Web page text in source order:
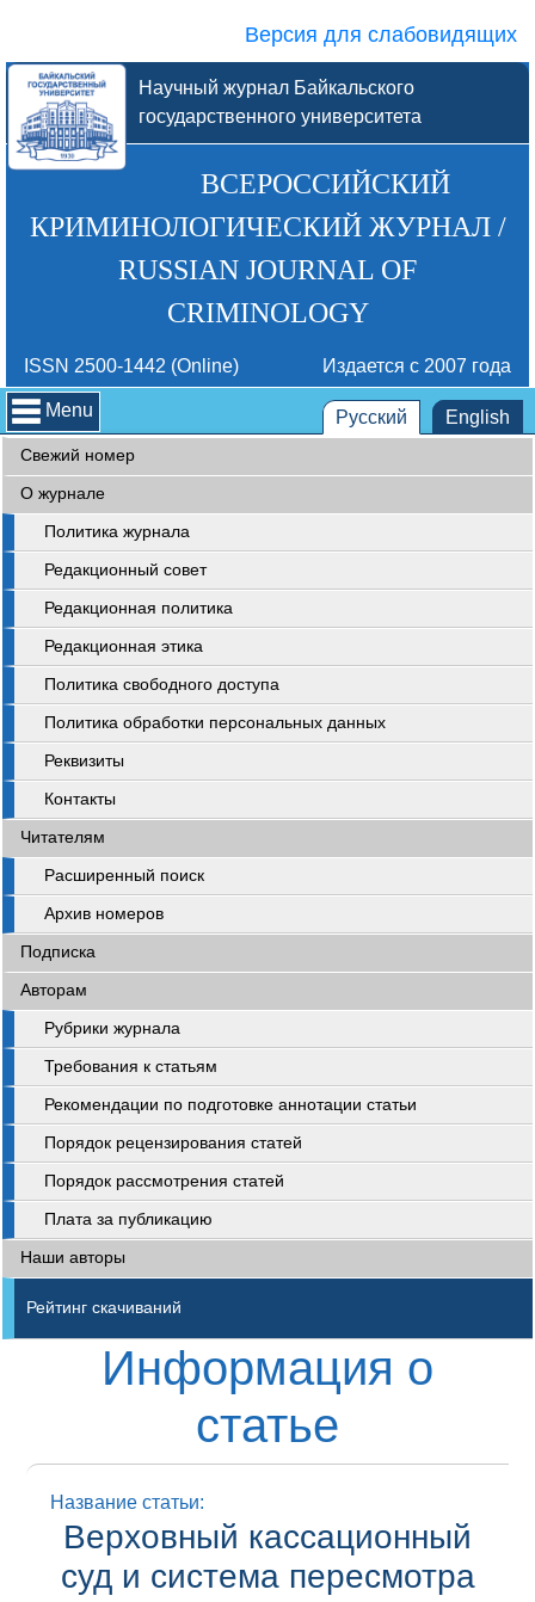
Версия для слабовидящих
Научный журнал Байкальского
государственного университета
ВСЕРОССИЙСКИЙ
КРИМИНОЛОГИЧЕСКИЙ ЖУРНАЛ /
RUSSIAN JOURNAL OF
CRIMINOLOGY
ISSN 2500-1442 (Online) Издается с 2007 года
Menu Русский English
Свежий номер
О журнале
Политика журнала
Редакционный совет
Редакционная политика
Редакционная этика
Политика свободного доступа
Политика обработки персональных данных
Реквизиты
Контакты
Читателям
Расширенный поиск
Архив номеров
Подписка
Авторам
Рубрики журнала
Требования к статьям
Рекомендации по подготовке аннотации статьи
Порядок рецензирования статей
Порядок рассмотрения статей
Плата за публикацию
Наши авторы
Рейтинг скачиваний
Информация о
статье
Название статьи:
Верховный кассационный
суд и система пересмотра